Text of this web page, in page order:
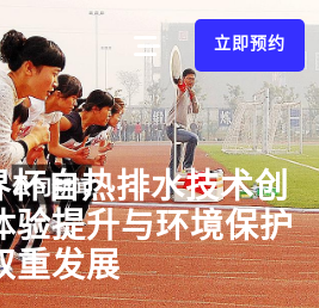
立即预约
自热排水技术创
验提升与环境保护
重发展